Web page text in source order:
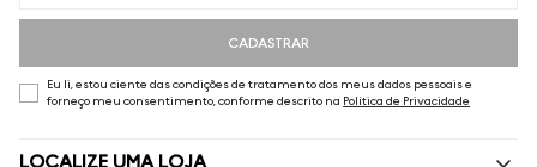
CADASTRAR
Eu li, estou ciente das condições de tratamento dos meus dados pessoais e
forneço meu consentimento, conforme descrito na Política de Privacidade
LOCALIZE UMA LOJA